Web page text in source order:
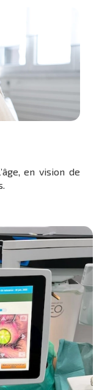
en vision de